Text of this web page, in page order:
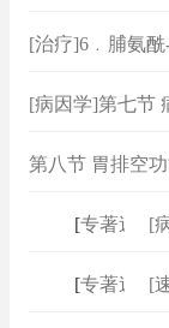
[治疗]6﹒脯氨酰
[病因学]第七节
第八节 胃排空
[专著速查]
[
[专著速查]
[